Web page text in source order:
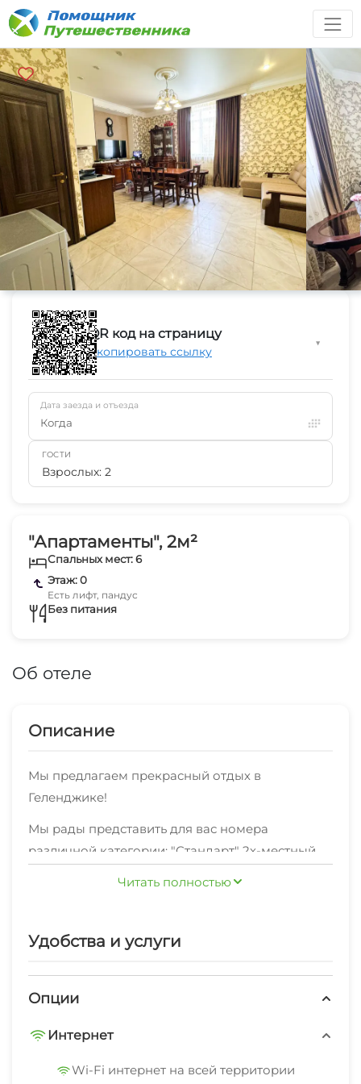
"Апартаменты", 2м²
Спальных мест: 6
Этаж: 0
Есть лифт, пандус
Без питания
Об отеле
Описание
Мы предлагаем прекрасный отдых в
Геленджике!
Мы рады представить для вас номера
различной категории: "Стандарт" 2х-местный ,
отличной цене
отдыхе в Геленджике с друзьями и близкими?
интернет.
предоставляем удобную мебель, необходимую
дляполноценного отдыха.
Читать полностью
Удобства и услуги
Опции
Интернет
Wi-Fi интернет на всей территории
QR код на страницу
Скопировать ссылку
▼
Дата заезда и отъезда
Когда
ГОСТИ
Взрослых: 2